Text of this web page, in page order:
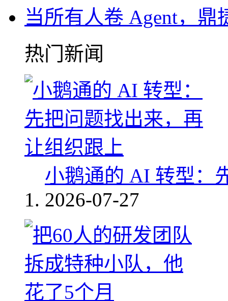
当所有人卷 Agent，
热门新闻
小鹅通的 AI 转型：
2026-07-27